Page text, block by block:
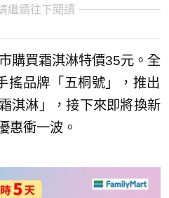
繼續往下閱讀
購買霜淇淋特價35元。全
搖品牌 「五桐號」，推出
淇淋」，接下來即將換新
惠衝一波。